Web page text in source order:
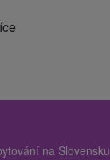
na Slovensku